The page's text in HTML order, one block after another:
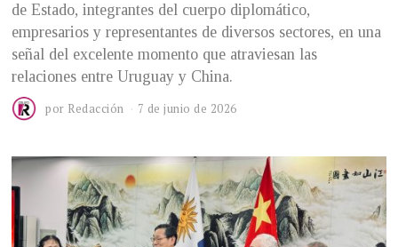
de Estado, integrantes del cuerpo diplomático,
empresarios y representantes de diversos sectores, en una
señal del excelente momento que atraviesan las
relaciones entre Uruguay y China.
por Redacción 7 de junio de 2026